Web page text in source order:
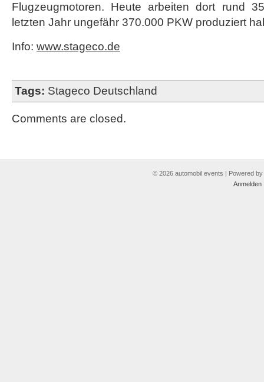
Flugzeugmotoren. Heute arbeiten dort rund
letzten Jahr ungefähr 370.000 PKW produziert
Info: www.stageco.de
Tags: Stageco Deutschland
Comments are closed.
© 2026 automobil events | Powered by
Anmelden|